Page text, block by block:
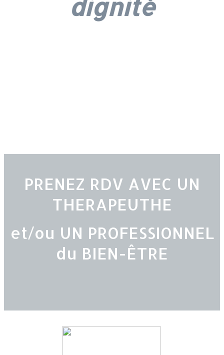
dignité
PRENEZ RDV AVEC UN
THERAPEUTHE
et/ou UN PROFESSIONNEL
du BIEN-ÊTRE